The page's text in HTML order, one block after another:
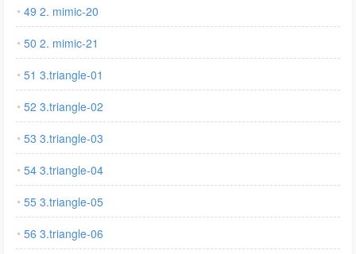
49 2. mimic-20
50 2. mimic-21
51 3.triangle-01
52 3.triangle-02
53 3.triangle-03
54 3.triangle-04
55 3.triangle-05
56 3.triangle-06